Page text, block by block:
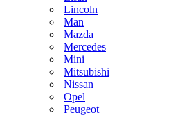
Lincoln
Man
Mazda
Mercedes
Mini
Mitsubishi
Nissan
Opel
Peugeot